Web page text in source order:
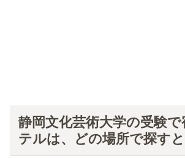
静岡文化芸術大学の受験
テルは、どの場所で探す